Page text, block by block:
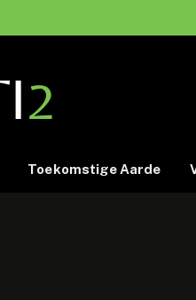
Toekomstige Aarde